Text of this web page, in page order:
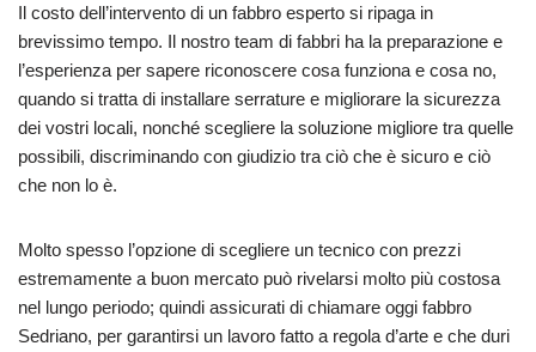
Il costo dell’intervento di un fabbro esperto si ripaga in
brevissimo tempo. Il nostro team di fabbri ha la preparazione e
l’esperienza per sapere riconoscere cosa funziona e cosa no,
quando si tratta di installare serrature e migliorare la sicurezza
dei vostri locali, nonché scegliere la soluzione migliore tra quelle
possibili, discriminando con giudizio tra ciò che è sicuro e ciò
che non lo è.
Molto spesso l’opzione di scegliere un tecnico con prezzi
estremamente a buon mercato può rivelarsi molto più costosa
nel lungo periodo; quindi assicurati di chiamare oggi fabbro
Sedriano, per garantirsi un lavoro fatto a regola d’arte e che duri